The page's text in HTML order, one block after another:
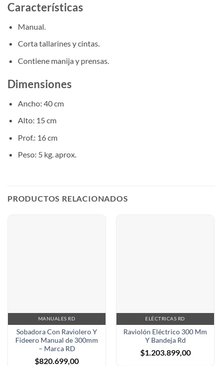
Características
Manual.
Corta tallarines y cintas.
Contiene manija y prensas.
Dimensiones
Ancho: 40 cm
Alto: 15 cm
Prof.: 16 cm
Peso: 5 kg. aprox.
PRODUCTOS RELACIONADOS
MANUALES RD
Sobadora Con Raviolero Y
Fideero Manual de 300mm
– Marca RD
$820.699,00
ELÉCTRICAS RD
Raviolón Eléctrico 300 Mm
Y Bandeja Rd
$1.203.899,00